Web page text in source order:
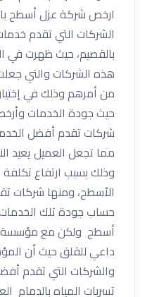
ارخص شركة عزل أسطح
الشركات التي تقدم
بالقصيم، حيث ظهرت في
هذه الشركات والتي
من أمرهم وذلك في
حيث جودة الخدمات
شركات تقدم أفضل
مما تجعل العميل يعيد
وذلك بسبب ارتفاع
الأسطح، ومنها شركات
حساب جودة تلك
أسطح ولكن مع مؤسسة
داعي للقلق حيث أن
والشركات التي تقدم
تسربات المياه بالدمام